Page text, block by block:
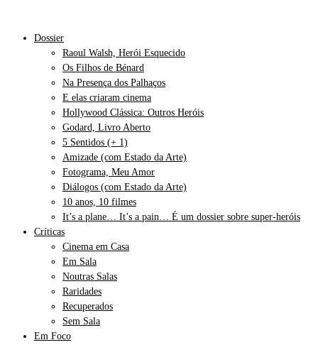
Dossier
Raoul Walsh, Herói Esquecido
Os Filhos de Bénard
Na Presença dos Palhaços
E elas criaram cinema
Hollywood Clássica: Outros Heróis
Godard, Livro Aberto
5 Sentidos (+ 1)
Amizade (com Estado da Arte)
Fotograma, Meu Amor
Diálogos (com Estado da Arte)
10 anos, 10 filmes
It’s a plane… It’s a pain… É um dossier sobre super-heróis
Críticas
Cinema em Casa
Em Sala
Noutras Salas
Raridades
Recuperados
Sem Sala
Em Foco